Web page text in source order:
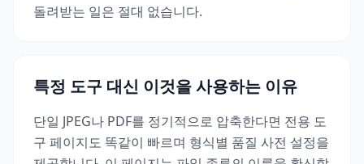
돌려받는 일은 절대 없습니다.
특정 도구 대신 이것을 사용하는 이유
단일 JPEG나 PDF를 정기적으로 압축한다면 전용 도
구 페이지도 똑같이 빠르며 형식별 품질 사전 설정을